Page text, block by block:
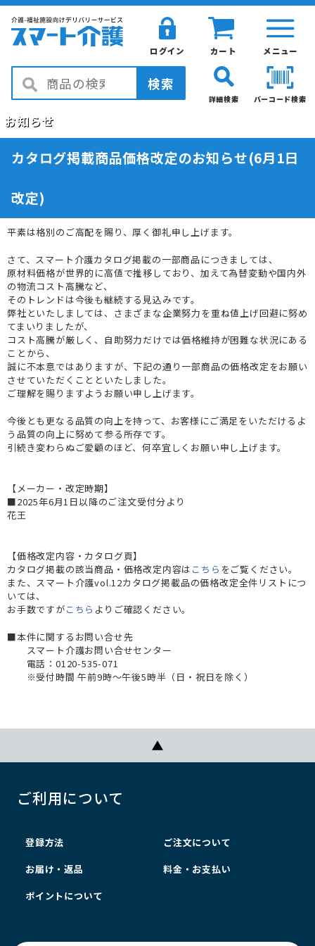
メニュー
カート
ログイン
検索
バーコード検索
詳細検索
お知らせ
カタログ掲載商品価格改定のお知らせ(6月1日
改定)
平素は格別のご高配を賜り、厚く御礼申し上げます。
さて、スマート介護カタログ掲載の一部商品につきましては、
原材料価格が世界的に高値で推移しており、加えて為替変動や国内外
の物流コスト高騰など、
そのトレンドは今後も継続する見込みです。
弊社といたしましては、さまざまな企業努力を重ね値上げ回避に努め
てまいりましたが、
コスト高騰が厳しく、自助努力だけでは価格維持が困難な状況にある
ことから、
誠に不本意ではありますが、下記の通り一部商品の価格改定をお願い
させていただくことといたしました。
ご理解を賜りますようお願い申し上げます。
今後とも更なる品質の向上を持って、お客様にご満足をいただけるよ
う品質の向上に努めて参る所存です。
引続き変わらぬご愛顧のほど、何卒宜しくお願い申し上げます。
【メーカー・改定時期】
■2025年6月1日以降のご注文受付分より
花王
【価格改定内容・カタログ頁】
カタログ掲載の該当商品・価格改定内容は こちら をご覧ください。
また、スマート介護vol.12カタログ掲載品の価格改定全件リストにつ
いては、
お手数ですがこちら よりご確認ください。
■本件に関するお問い合せ先
スマート介護お問い合せセンター
電話：0120-535-071
※受付時間 午前9時～午後5時半（日・祝日を除く）
ご利用について
登録方法 ご注文について
お届け・返品 料金・お支払い
ポイントについて